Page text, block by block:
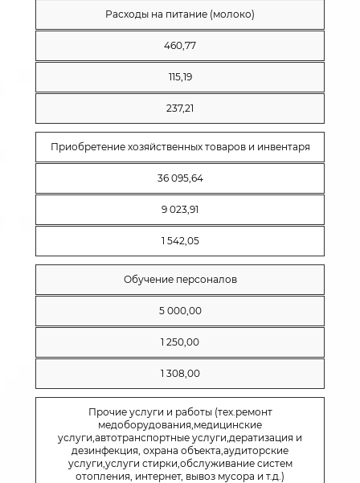
Расходы на питание (молоко)
460,77
115,19
237,21
Приобретение хозяйственных товаров и инвентаря
36 095,64
9 023,91
1 542,05
Обучение персоналов
5 000,00
1 250,00
1 308,00
Прочие услуги и работы (тех.ремонт
медоборудования,медицинские
услуги,автотранспортные услуги,дератизация и
дезинфекция, охрана объекта,аудиторские
услуги,услуги стирки,обслуживание систем
отопления, интернет, вывоз мусора и т.д.)